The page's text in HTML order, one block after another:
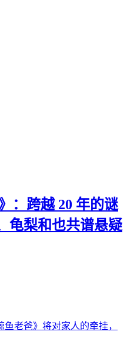
：跨越 20 年的谜
龟梨和也共谱悬疑
老爸》将对家人的牵挂，